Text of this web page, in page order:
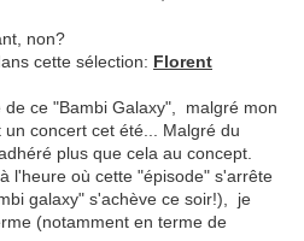
non?
cette sélection: Florent
ce "Bambi Galaxy", malgré mon
concert cet été... Malgré du
plus que cela au concept.
l'heure où cette "épisode" s'arrête
galaxy" s'achève ce soir!), je
(notamment en terme de